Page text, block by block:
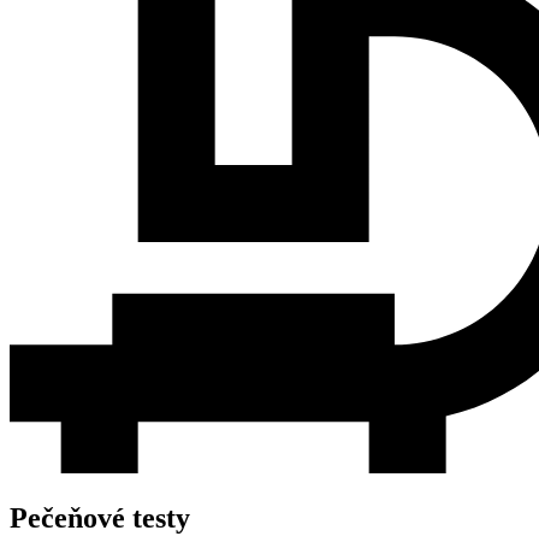
Pečeňové testy